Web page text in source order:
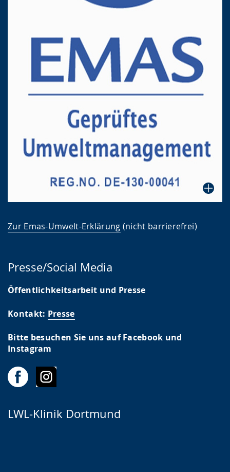
Zur Emas-Umwelt-Erklärung (nicht barrierefrei)
Presse/Social Media
Öffentlichkeitsarbeit und Presse
Kontakt: Presse
Bitte besuchen Sie uns auf Facebook und
Instagram
LWL-Klinik Dortmund